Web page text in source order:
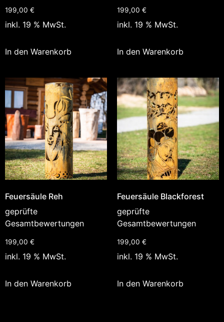
199,00 €
inkl. 19 % MwSt.
In den Warenkorb
199,00 €
inkl. 19 % MwSt.
In den Warenkorb
Feuersäule Reh
geprüfte
Gesamtbewertungen
199,00 €
inkl. 19 % MwSt.
In den Warenkorb
Feuersäule Blackforest
geprüfte
Gesamtbewertungen
199,00 €
inkl. 19 % MwSt.
In den Warenkorb